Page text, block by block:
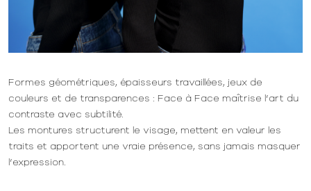
Formes géométriques, épaisseurs travaillées, jeux de
couleurs et de transparences : Face à Face maîtrise l’art du
contraste avec subtilité.
Les montures structurent le visage, mettent en valeur les
traits et apportent une vraie présence, sans jamais masquer
l’expression.